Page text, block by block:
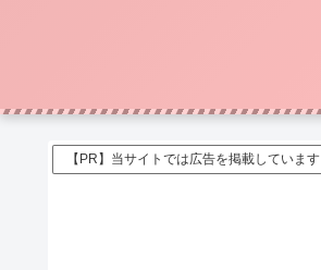
【PR】当サイトでは広告を掲載しています